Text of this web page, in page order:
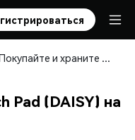
Покупайте и храните Daisy Launch Pad (DAISY) безопасно
Pad (DAISY) на